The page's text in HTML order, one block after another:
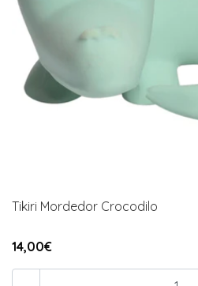
Tikiri Mordedor Crocodilo
14,00€